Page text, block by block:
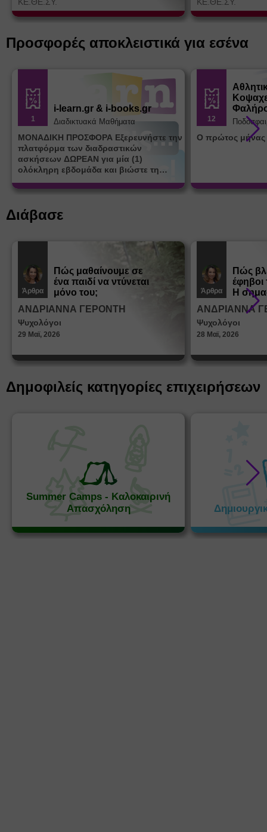
Προσφορές αποκλειστικά για εσένα
1
i-learn.gr & i-books.gr
Διαδικτυακά Μαθήματα
ΜΟΝΑΔΙΚΗ ΠΡΟΣΦΟΡΑ Εξερευνήστε την
πλατφόρμα των διαδραστικών
ασκήσεων ΔΩΡΕΑΝ για μία (1)
ολόκληρη εβδομάδα και βιώστε τη
learn.gr* * Αφορά νέες εγγραφές
12
Ο πρώτος
Διάβασε
Άρθρα
Πώς μαθαίνουμε σε
ένα παιδί να ντύνεται
μόνο του;
ΑΝΔΡΙΑΝΝΑ ΓΕΡΟΝΤΗ
Ψυχολόγοι
29 Μαϊ, 2026
Άρθρα
Πώς
Η
στη
ΑΝΔΡΙΑΝΝΑ
Ψυχολόγοι
28 Μαϊ, 2026
Δημοφιλείς κατηγορίες επιχειρήσεων
Summer Camps - Καλοκαιρινή
Απασχόληση